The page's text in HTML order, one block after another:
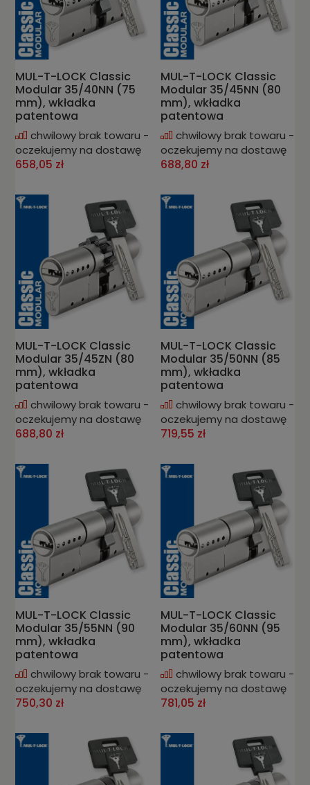
MUL-T-LOCK Classic
Modular 35/40NN (75
mm), wkładka
patentowa
chwilowy brak towaru -
oczekujemy na dostawę
658,05 zł
MUL-T-LOCK Classic
Modular 35/45NN (80
mm), wkładka
patentowa
chwilowy brak towaru -
oczekujemy na dostawę
688,80 zł
MUL-T-LOCK Classic
Modular 35/45ZN (80
mm), wkładka
patentowa
chwilowy brak towaru -
oczekujemy na dostawę
688,80 zł
MUL-T-LOCK Classic
Modular 35/50NN (85
mm), wkładka
patentowa
chwilowy brak towaru -
oczekujemy na dostawę
719,55 zł
MUL-T-LOCK Classic
Modular 35/55NN (90
mm), wkładka
patentowa
chwilowy brak towaru -
oczekujemy na dostawę
750,30 zł
MUL-T-LOCK Classic
Modular 35/60NN (95
mm), wkładka
patentowa
chwilowy brak towaru -
oczekujemy na dostawę
781,05 zł